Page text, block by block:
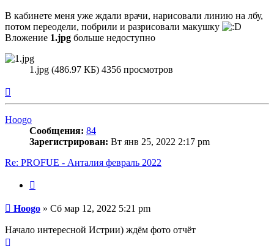
В кабинете меня уже ждали врачи, нарисовали линию на лбу,
потом переодели, побрили и разрисовали макушку
Вложение 1.jpg больше недоступно
1.jpg (486.97 КБ) 4356 просмотров
Hoogo
Сообщения: 84
Зарегистрирован: Вт янв 25, 2022 2:17 pm
Re: PROFUE - Анталия февраль 2022
Сообщение
Hoogo » Сб мар 12, 2022 5:21 pm
Начало интересной Истрии) ждём фото отчёт